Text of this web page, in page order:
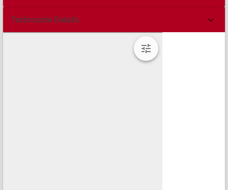
Technische Details